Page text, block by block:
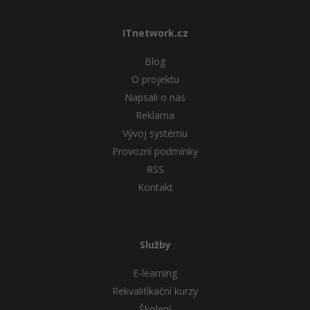
Elektronický podpis
ITnetwork.cz
Blog
O projektu
Napsali o nás
Reklama
Vývoj systému
Provozní podmínky
RSS
Kontakt
Služby
E-learning
Rekvalifikační kurzy